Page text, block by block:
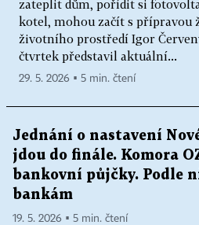
zateplit dům, pořídit si
kotel, mohou začít s přípravou
životního prostředí Igor
čtvrtek představil aktuální...
29. 5. 2026 ▪ 5 min. čtení
Jednání o nastavení
jdou do finále. Komora
bankovní půjčky. Podle
bankám
19. 5. 2026 ▪ 5 min. čtení